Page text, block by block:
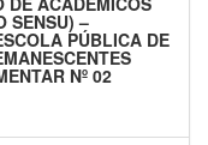
SENSU) –
PÚBLICA DE
Nº 02